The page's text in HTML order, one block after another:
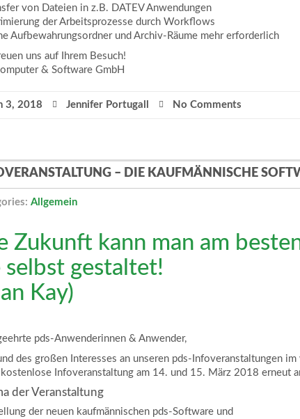
von Dateien in z.B. DATEV Anwendungen
der Arbeitsprozesse durch Workflows
Aufbewahrungsordner und Archiv-Räume mehr erforderlich
uns auf Ihrem Besuch!
& Software GmbH
3, 2018 Jennifer Portugall No Comments
– DIE KAUFMÄNNISCHE
Allgemein
Zukunft kann man am
selbst gestaltet!
Kay)
pds-Anwenderinnen & Anwender,
des großen Interesses an unseren pds-Infoveranstaltungen
Infoveranstaltung am 14. und 15. März 2018 erneut
der Veranstaltung
der neuen kaufmännischen pds-Software und